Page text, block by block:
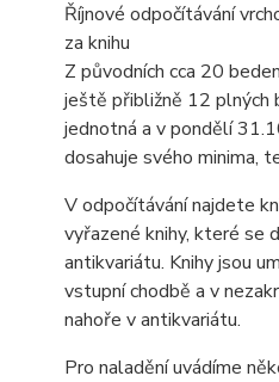
Říjnové odpočítávání
za knihu
Z původních cca 20
ještě přibližně 12 plných
jednotná a v pondělí
dosahuje svého minima,
V odpočítávání najdete
vyřazené knihy, které se
antikvariátu. Knihy jsou
vstupní chodbě a v
nahoře v antikvariátu.
Pro naladění uvádíme